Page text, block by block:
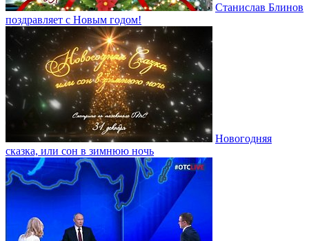
Станислав Блинов
поздравляет с Новым годом!
Новогодняя
сказка, или сон в зимнюю ночь